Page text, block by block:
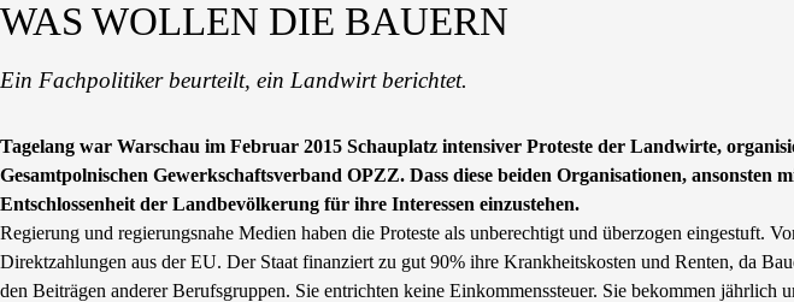
WAS WOLLEN DIE BAUERN
Ein Fachpolitiker beurteilt, ein Landwirt berichtet.
Tagelang war Warschau im Februar 2015 Schauplatz intensiver Proteste der Landwirte,
Gesamtpolnischen Gewerkschaftsverband OPZZ. Dass diese beiden Organisationen,
Entschlossenheit der Landbevölkerung für ihre Interessen einzustehen.
Regierung und regierungsnahe Medien haben die Proteste als unberechtigt und überzogen eingestuft.
Direktzahlungen aus der EU. Der Staat finanziert zu gut 90% ihre Krankheitskosten und Renten, da
den Beiträgen anderer Berufsgruppen. Sie entrichten keine Einkommenssteuer. Sie bekommen